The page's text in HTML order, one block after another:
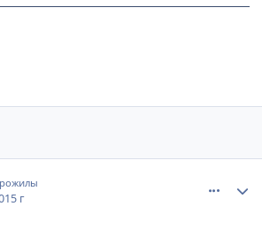
15 г